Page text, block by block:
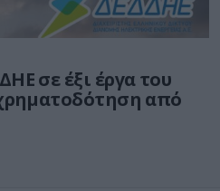
σε έξι έργα του
από